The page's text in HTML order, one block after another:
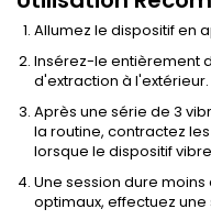
Allumez le dispositif en
Insérez-le entièrement
d'extraction à l'extérieur.
Après une série de 3
la routine, contractez
lorsque le dispositif
Une session dure
optimaux, effectuez